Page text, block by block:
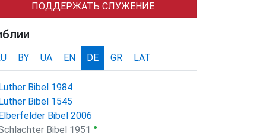
ПОДДЕРЖАТЬ СЛУЖЕНИЕ
BY UA EN DE GR LAT
Bibel 1984
Bibel 1545
Bibel 2006
Bibel 1951 ●